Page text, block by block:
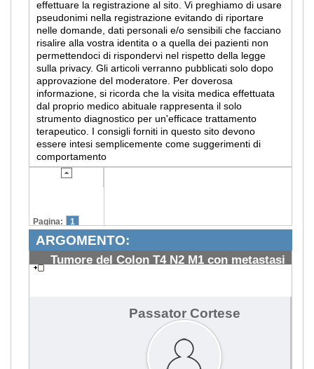
effettuare la registrazione al sito. Vi preghiamo di usare
pseudonimi nella registrazione evitando di riportare
nelle domande, dati personali e/o sensibili che facciano
risalire alla vostra identita o a quella dei pazienti non
permettendoci di rispondervi nel rispetto della legge
sulla privacy. Gli articoli verranno pubblicati solo dopo
approvazione del moderatore. Per doverosa
informazione, si ricorda che la visita medica effettuata
dal proprio medico abituale rappresenta il solo
strumento diagnostico per un'efficace trattamento
terapeutico. I consigli forniti in questo sito devono
essere intesi semplicemente come suggerimenti di
comportamento
Pagina: 1
ARGOMENTO:
Tumore del Colon T4 N2 M1 con metastasi
Passator Cortese